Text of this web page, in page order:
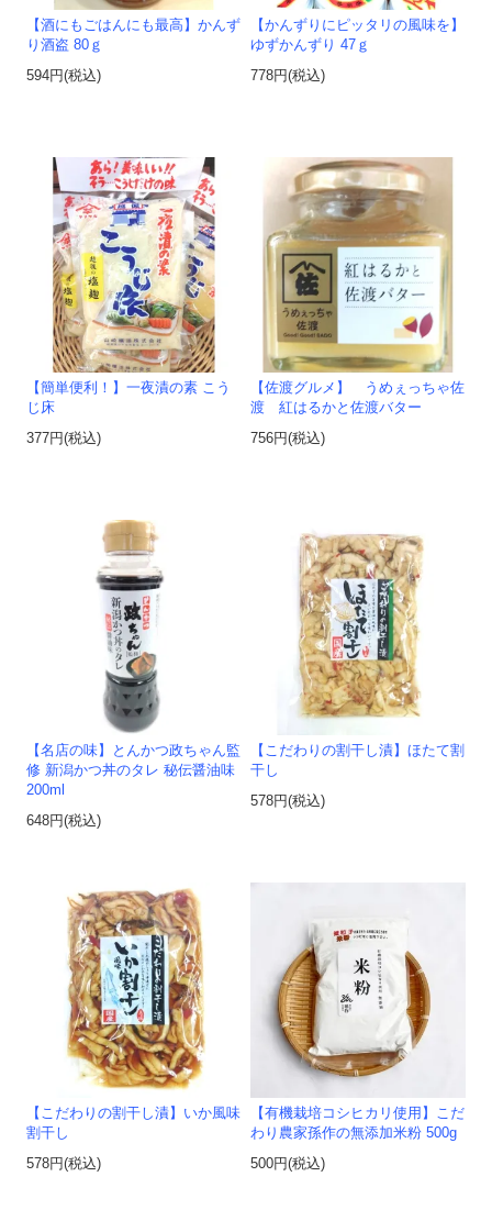
【酒にもごはんにも最高】かんず
り酒盗 80ｇ
594円(税込)
【かんずりにピッタリの風味を】
ゆずかんずり 47ｇ
778円(税込)
【簡単便利！】一夜漬の素 こう
じ床
377円(税込)
【佐渡グルメ】 うめぇっちゃ佐
渡 紅はるかと佐渡バター
756円(税込)
【名店の味】とんかつ政ちゃん監
修 新潟かつ丼のタレ 秘伝醤油味
200ml
648円(税込)
【こだわりの割干し漬】ほたて割
干し
578円(税込)
【こだわりの割干し漬】いか風味
割干し
578円(税込)
【有機栽培コシヒカリ使用】こだ
わり農家孫作の無添加米粉 500g
500円(税込)